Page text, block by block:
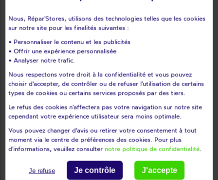
La chapelle-en-vexin
La frette-sur-seine
La roche-guyon
Labbeville
Lassy
Le bellay-en-vexin
Le heaulme
Le mesnil-aubry
Le plessis-luzarches
Le thillay
Livilliers
Longuesse
Louvres
Luzarches
L'isle-adam
Maffliers
Magny-en-vexin
Mareil-en-france
Margency
Marines
Maudétour-en-vexin
Menouville
Menucourt
Nous, Répar'Stores, utilisons des technologies telles que les cookies
sur notre site pour les finalités suivantes :
• Personnaliser le contenu et les publicités
• Offrir une expérience personnalisée
• Analyser notre trafic.
Nous respectons votre droit à la confidentialité et vous pouvez
choisir d'accepter, de contrôler ou de refuser l'utilisation de certains
types de cookies ou certains services proposés par des tiers.
Le refus des cookies n'affectera pas votre navigation sur notre site
cependant votre expérience utilisateur sera moins optimale.
Vous pouvez changer d'avis ou retirer votre consentement à tout
moment via le centre de préférences des cookies. Pour plus
d'informations, veuillez consulter notre politique de confidentialité.
Je refuse Je contrôle J'accepte